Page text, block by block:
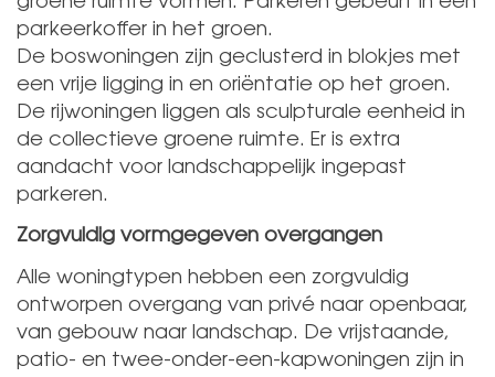
parkeerkoffer in het groen.
De boswoningen zijn geclusterd in blokjes met
een vrije ligging in en oriëntatie op het groen.
De rijwoningen liggen als sculpturale eenheid in
de collectieve groene ruimte. Er is extra
aandacht voor landschappelijk ingepast
parkeren.
Zorgvuldig vormgegeven overgangen
Alle woningtypen hebben een zorgvuldig
ontworpen overgang van privé naar openbaar,
van gebouw naar landschap. De vrijstaande,
patio- en twee-onder-een-kapwoningen zijn in